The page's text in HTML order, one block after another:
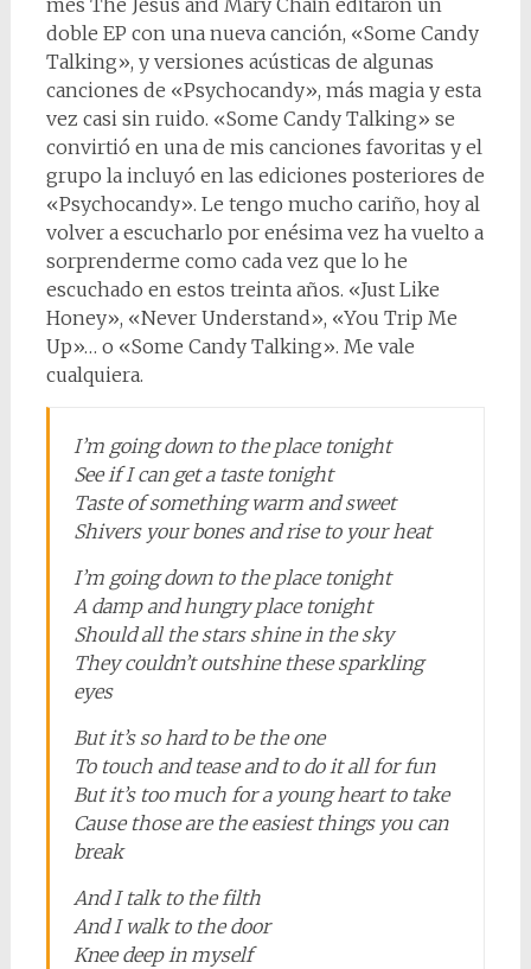
mes The Jesus and Mary Chain editaron un
doble EP con una nueva canción, «Some Candy
Talking», y versiones acústicas de algunas
canciones de «Psychocandy», más magia y esta
vez casi sin ruido. «Some Candy Talking» se
convirtió en una de mis canciones favoritas y el
grupo la incluyó en las ediciones posteriores de
«Psychocandy». Le tengo mucho cariño, hoy al
volver a escucharlo por enésima vez ha vuelto a
sorprenderme como cada vez que lo he
escuchado en estos treinta años. «Just Like
Honey», «Never Understand», «You Trip Me
Up»… o «Some Candy Talking». Me vale
cualquiera.
I’m going down to the place tonight
See if I can get a taste tonight
Taste of something warm and sweet
Shivers your bones and rise to your heat
I’m going down to the place tonight
A damp and hungry place tonight
Should all the stars shine in the sky
They couldn’t outshine these sparkling
eyes
But it’s so hard to be the one
To touch and tease and to do it all for fun
But it’s too much for a young heart to take
Cause those are the easiest things you can
break
And I talk to the filth
And I walk to the door
Knee deep in myself